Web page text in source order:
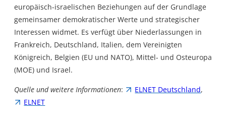
europäisch-israelischen Beziehungen auf der Grundlage
gemeinsamer demokratischer Werte und strategischer
Interessen widmet. Es verfügt über Niederlassungen in
Frankreich, Deutschland, Italien, dem Vereinigten
Königreich, Belgien (EU und NATO), Mittel- und Osteuropa
(MOE) und Israel.
Quelle und weitere Informationen: ELNET Deutschland,
ELNET